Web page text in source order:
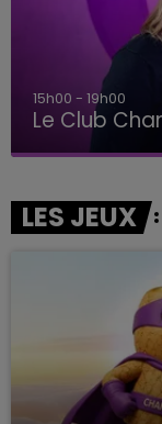
19h00 - 19h15
LA POP
LES JEUX